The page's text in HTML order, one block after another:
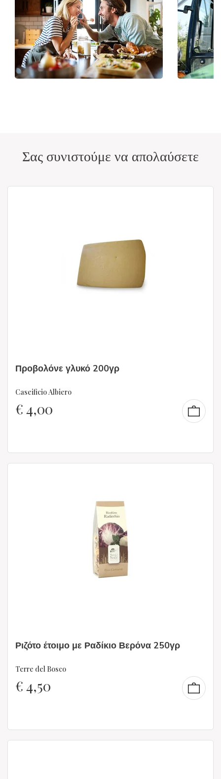
Σας συνιστούμε να απολαύσετε
Προβολόνε γλυκό 200γρ
Caseificio Albiero
€4,00
Ριζότο έτοιμο με Ραδίκιο Βερόνα 250γρ
Terre del Bosco
€4,50